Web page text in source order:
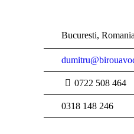
Bucuresti, Romania
0722 508 464
0318 148 246